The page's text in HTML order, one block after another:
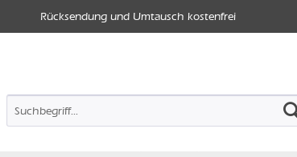
Rücksendung und Umtausch kostenfrei